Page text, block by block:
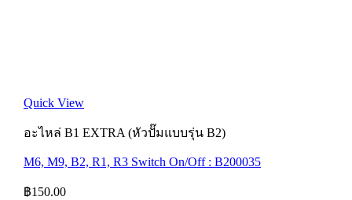
Quick View
อะไหล่ B1 EXTRA (หัวปั๊มแบบรุ่น B2)
M6, M9, B2, R1, R3 Switch On/Off : B200035
฿150.00